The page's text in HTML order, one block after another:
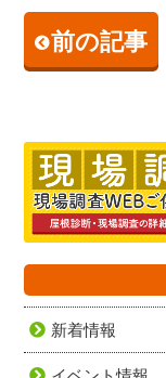
前の記事
新着情報